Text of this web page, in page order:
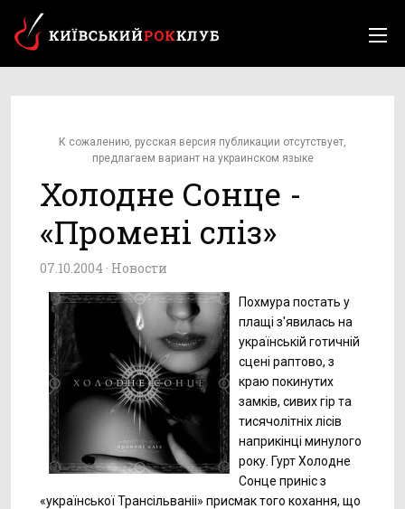
К сожалению, русская версия публикации отсутствует,
предлагаем вариант на украинском языке
Холодне Сонце -
«Промені сліз»
07.10.2004 · Новости
Похмура постать у
плащі з'явилась на
українській готичній
сцені раптово, з
краю покинутих
замків, сивих гір та
тисячолiтнiх лісів
наприкінці минулого
року. Гурт Холодне
Сонце приніс з
«української Трансільваніі» присмак того кохання, що